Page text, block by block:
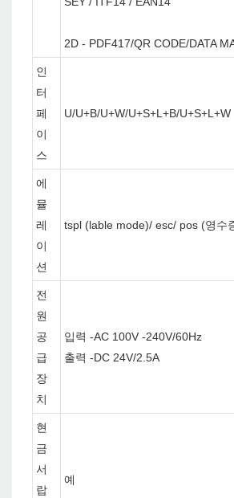
2D - PDF417/QR CODE/DATA
인
터
페
이
스
U/U+B/U+W/U+S+L+B/U+S+L+W
에
뮬
레
이
션
tspl (lable mode)/ esc/ pos (영수
전
원
공
급
장
치
입력 -AC 100V -240V/60Hz
출력 -DC 24V/2.5A
현
금
서
랍
예